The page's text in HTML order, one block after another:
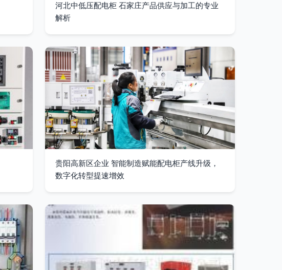
河北中低压配电柜 石家庄产品供应与加工的专业
解析
贵阳高新区企业 智能制造赋能配电柜产线升级，
数字化转型提速增效